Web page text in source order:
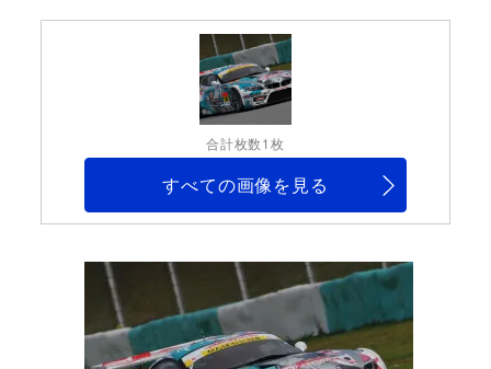
合計枚数1枚
すべての画像を見る